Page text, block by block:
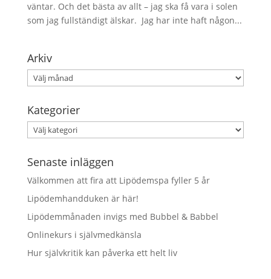
väntar. Och det bästa av allt – jag ska få vara i solen
som jag fullständigt älskar. Jag har inte haft någon...
Arkiv
Arkiv
Kategorier
Kategorier
Senaste inläggen
Välkommen att fira att Lipödemspa fyller 5 år
Lipödemhandduken är här!
Lipödemmånaden invigs med Bubbel & Babbel
Onlinekurs i självmedkänsla
Hur självkritik kan påverka ett helt liv